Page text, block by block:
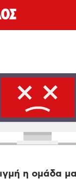
η ομάδα